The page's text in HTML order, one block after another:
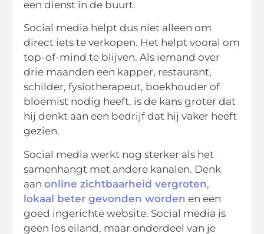
een dienst in de buurt.
Social media helpt dus niet alleen om
direct iets te verkopen. Het helpt vooral om
top-of-mind te blijven. Als iemand over
drie maanden een kapper, restaurant,
schilder, fysiotherapeut, boekhouder of
bloemist nodig heeft, is de kans groter dat
hij denkt aan een bedrijf dat hij vaker heeft
gezien.
Social media werkt nog sterker als het
samenhangt met andere kanalen. Denk
aanonline zichtbaarheid vergroten,
lokaal beter gevonden worden en een
goed ingerichte website. Social media is
geen los eiland, maar onderdeel van je